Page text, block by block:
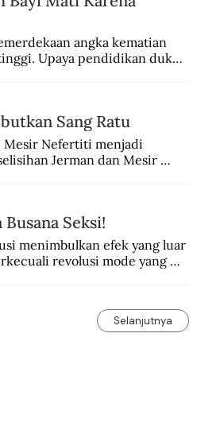
angka kematian
Upaya pendidikan dukun
Sang Ratu
Mesir Nefertiti menjadi
Jerman dan Mesir
Busana Seksi!
menimbulkan efek yang luar
revolusi mode yang
Selanjutnya